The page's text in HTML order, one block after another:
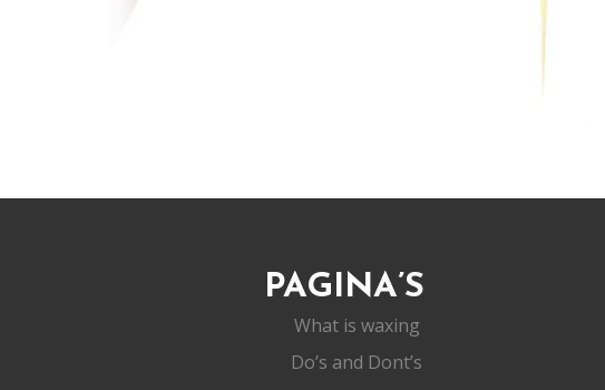
PAGINA’S
What is waxing
Do’s and Dont’s